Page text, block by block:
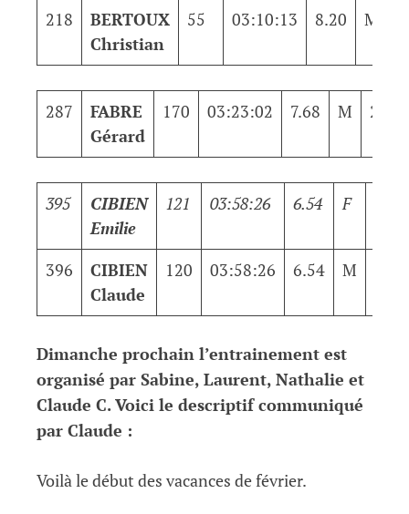
218
BERTOUX
Christian
55 03:10:13 8.20 M
287
FABRE
Gérard
170 03:23:02 7.68 M 251
395
CIBIEN
Emilie
121 03:58:26 6.54 F
396
CIBIEN
Claude
120 03:58:26 6.54 M
Dimanche prochain l’entrainement est
organisé par Sabine, Laurent, Nathalie et
Claude C. Voici le descriptif communiqué
par Claude :
Voilà le début des vacances de février.